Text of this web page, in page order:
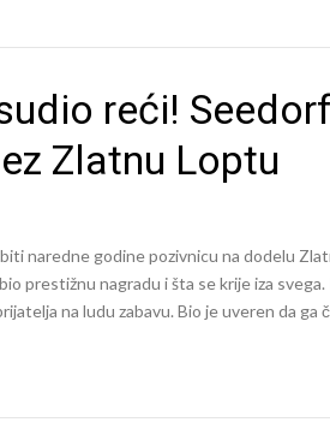
reći!
Zlatnu Loptu
naredne godine pozivnicu na dodelu
prestižnu nagradu i šta se krije iza
na ludu zabavu. Bio je uveren da ga